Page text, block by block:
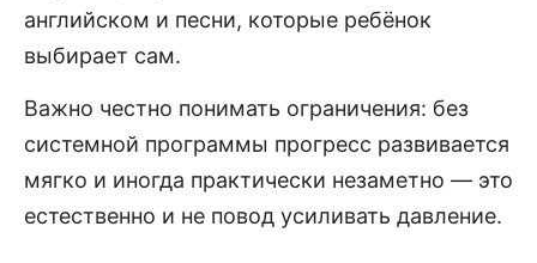
английском и песни, которые ребёнок
выбирает сам.
Важно честно понимать ограничения: без
системной программы прогресс развивается
мягко и иногда практически незаметно — это
естественно и не повод усиливать давление.